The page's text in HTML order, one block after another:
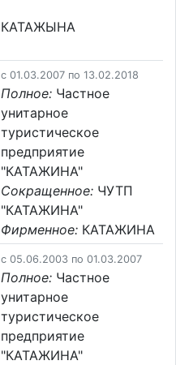
КАТАЖЫНА
c 01.03.2007 по 13.02.2018
Полное: Частное
унитарное
туристическое
предприятие
"КАТАЖИНА"
Сокращенное: ЧУТП
"КАТАЖИНА"
Фирменное: КАТАЖИНА
c 05.06.2003 по 01.03.2007
Полное: Частное
унитарное
туристическое
предприятие
"КАТАЖИНА"